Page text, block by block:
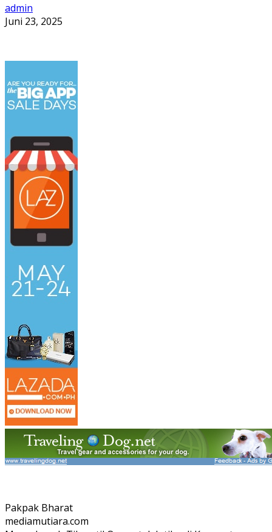
admin
Juni 23, 2025
Pakpak Bharat
mediamutiara.com